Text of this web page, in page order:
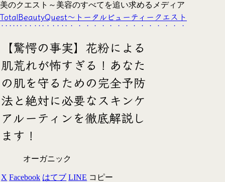
美のクエスト～美容のすべてを追い求めるメディア
TotalBeautyQuest～トータルビューティークエスト
【驚愕の事実】花粉による
肌荒れが怖すぎる！あなた
の肌を守るための完全予防
法と絶対に必要なスキンケ
アルーティンを徹底解説し
ます！
オーガニック
X Facebook はてブ LINE コピー